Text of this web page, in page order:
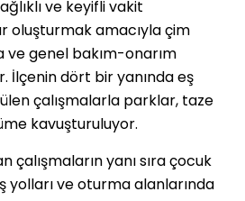
ve keyifli vakit
oluşturmak amacıyla çim
genel bakım-onarım
İlçenin dört bir yanında eş
çalışmalarla parklar, taze
kavuşturuluyor.
çalışmaların yanı sıra çocuk
yolları ve oturma alanlarında